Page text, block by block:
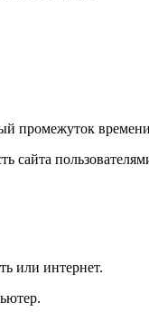
промежуток
сайта
или интернет.